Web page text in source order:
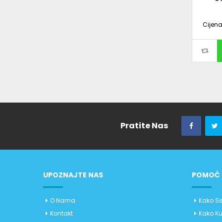
Pratite Nas
UPOZNAJTE NAS
O Nama
Kontakt
POMOĆ
Kako
Kako